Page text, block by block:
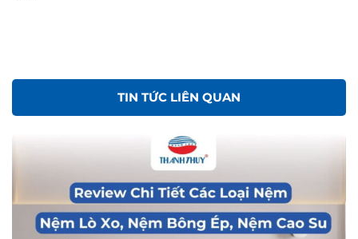
TIN TỨC LIÊN QUAN